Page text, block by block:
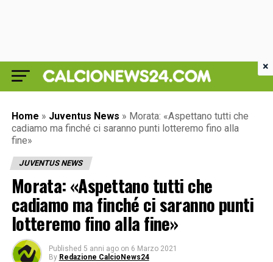
Home » Juventus News » Morata: «Aspettano tutti che
cadiamo ma finché ci saranno punti lotteremo fino alla
fine»
JUVENTUS NEWS
Morata: «Aspettano tutti che
cadiamo ma finché ci saranno punti
lotteremo fino alla fine»
Published 5 anni ago on 6 Marzo 2021
By Redazione CalcioNews24
×